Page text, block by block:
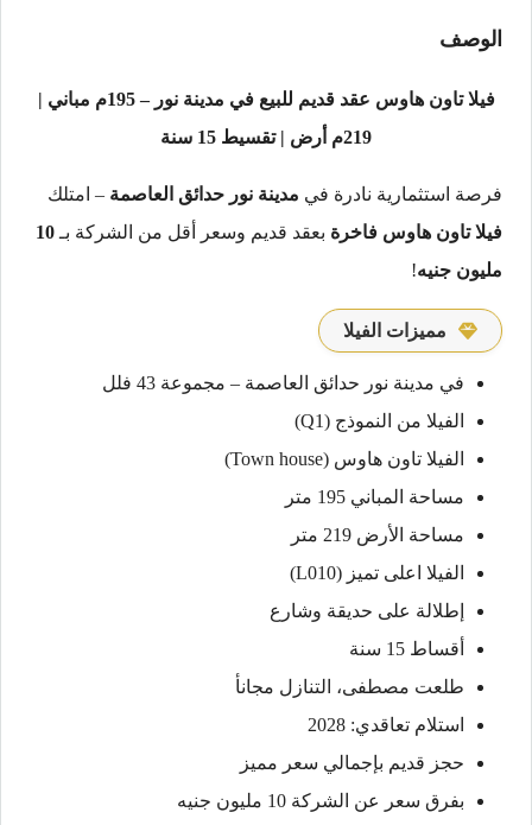
الوصف
فيلا تاون هاوس عقد قديم للبيع في مدينة نور – 195م مباني |
219م أرض | تقسيط 15 سنة
فرصة استثمارية نادرة في مدينة نور حدائق العاصمة – امتلك
فيلا تاون هاوس فاخرة بعقد قديم وسعر أقل من الشركة بـ 10
مليون جنيه!
مميزات الفيلا
في مدينة نور حدائق العاصمة – مجموعة 43 فلل
الفيلا من النموذج (Q1)
الفيلا تاون هاوس (Town house)
مساحة المباني 195 متر
مساحة الأرض 219 متر
الفيلا اعلى تميز (L010)
إطلالة على حديقة وشارع
أقساط 15 سنة
طلعت مصطفى، التنازل مجانأ
استلام تعاقدي: 2028
حجز قديم بإجمالي سعر مميز
بفرق سعر عن الشركة 10 مليون جنيه